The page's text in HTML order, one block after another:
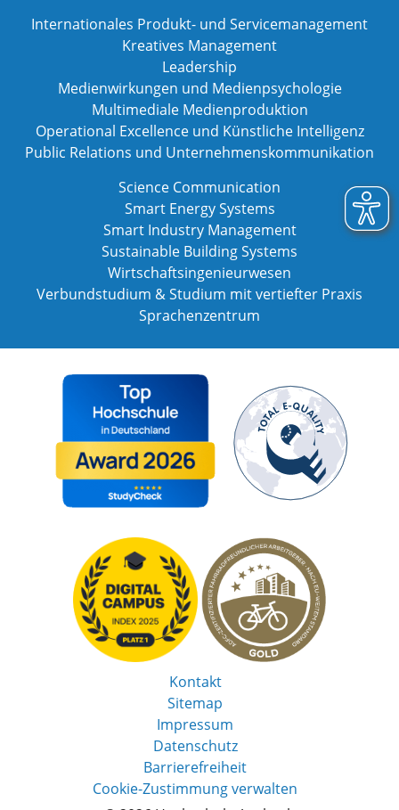
Internationales Produkt- und Servicemanagement
Kreatives Management
Leadership
Medienwirkungen und Medienpsychologie
Multimediale Medienproduktion
Operational Excellence und Künstliche Intelligenz
Public Relations und Unternehmenskommunikation
Science Communication
Smart Energy Systems
Smart Industry Management
Sustainable Building Systems
Wirtschaftsingenieurwesen
Verbundstudium & Studium mit vertiefter Praxis
Sprachenzentrum
Kontakt
Sitemap
Impressum
Datenschutz
Barrierefreiheit
Cookie-Zustimmung verwalten